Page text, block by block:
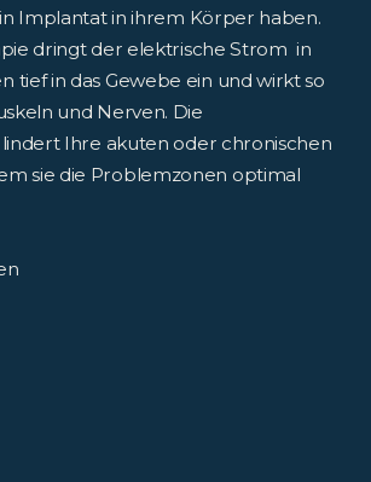
Implantat in ihrem Körper haben.
dringt der elektrische Strom in
tief in das Gewebe ein und wirkt so
und Nerven. Die
Ihre akuten oder chronischen
sie die Problemzonen optimal